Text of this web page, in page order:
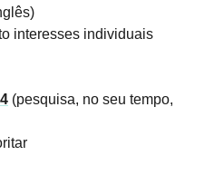
interesses individuais
(pesquisa, no seu tempo,